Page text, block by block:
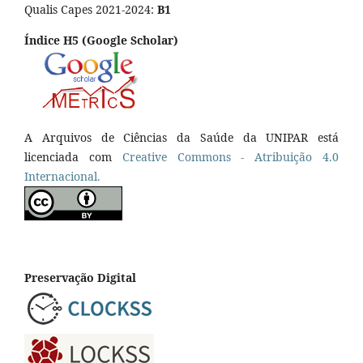
Qualis Capes 2021-2024: B1
Índice H5 (Google Scholar)
A Arquivos de Ciências da Saúde da UNIPAR está
licenciada com Creative Commons - Atribuição 4.0
Internacional.
Preservação Digital